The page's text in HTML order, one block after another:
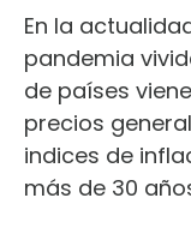
En la
pandemia
de países
precios
indices de
más de 30